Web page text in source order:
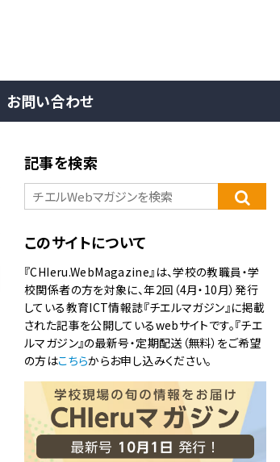
お問い合わせ
記事を検索
このサイトについて
『CHIeru.WebMagazine』は、学校の教職員・学
校関係者の方を対象に、年2回（4月・10月）発行
している教育ICT情報誌『チエルマガジン』に掲載
された記事を公開しているwebサイトです。『チエ
ルマガジン』の最新号・定期配送（無料）をご希望
の方はこちらからお申し込みください。